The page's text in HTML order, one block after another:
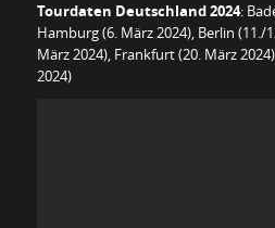
Tourdaten Deutschland 2024:
Hamburg (6. März 2024), Berlin (11./
März 2024), Frankfurt (20. März
2024)